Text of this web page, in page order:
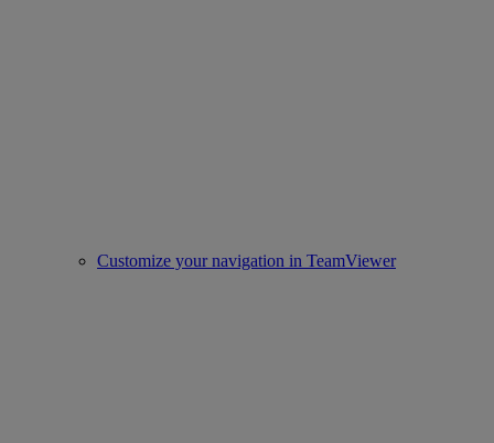
Customize your navigation in TeamViewer